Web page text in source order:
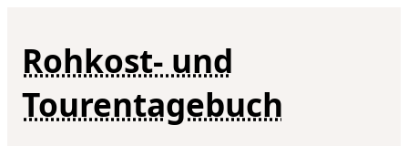
Rohkost- und
Tourentagebuch